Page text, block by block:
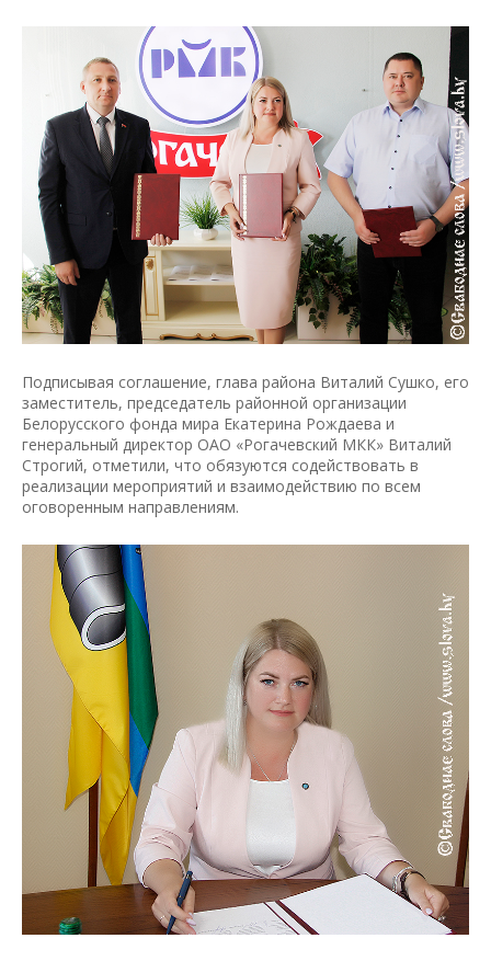
Подписывая соглашение, глава района Виталий Сушко, его
заместитель, председатель районной организации
Белорусского фонда мира Екатерина Рождаева и
генеральный директор ОАО «Рогачевский МКК» Виталий
Строгий, отметили, что обязуются содействовать в
реализации мероприятий и взаимодействию по всем
оговоренным направлениям.